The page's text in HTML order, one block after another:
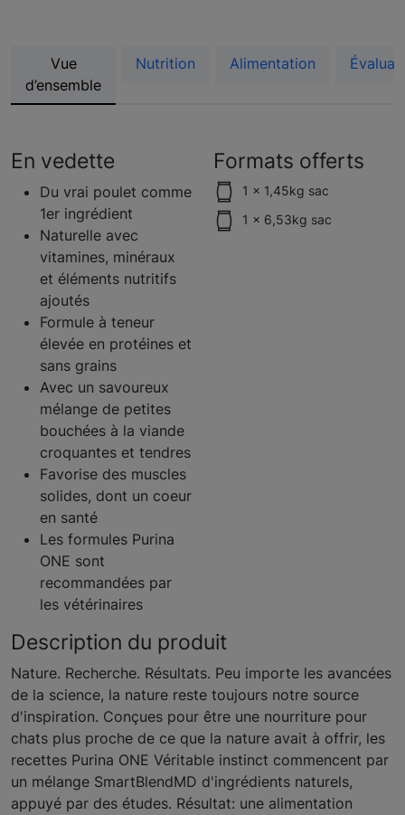
Vue
d’ensemble
Nutrition Alimentation
En vedette
Du vrai poulet comme
1er ingrédient
Naturelle avec
vitamines, minéraux
et éléments nutritifs
ajoutés
Formule à teneur
élevée en protéines et
sans grains
Avec un savoureux
mélange de petites
bouchées à la viande
croquantes et tendres
Favorise des muscles
solides, dont un coeur
en santé
Les formules Purina
ONE sont
recommandées par
les vétérinaires
Formats offerts
1 x 1,45kg sac
1 x 6,53kg sac
Description du produit
Nature. Recherche. Résultats. Peu importe les avancées
de la science, la nature reste toujours notre source
d'inspiration. Conçues pour être une nourriture pour
chats plus proche de ce que la nature avait à offrir, les
recettes Purina ONE Véritable instinct commencent par
un mélange SmartBlendMD d'ingrédients naturels,
appuyé par des études. Résultat: une alimentation